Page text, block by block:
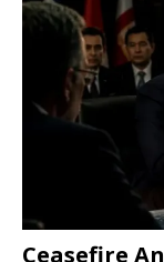
Ceasefire